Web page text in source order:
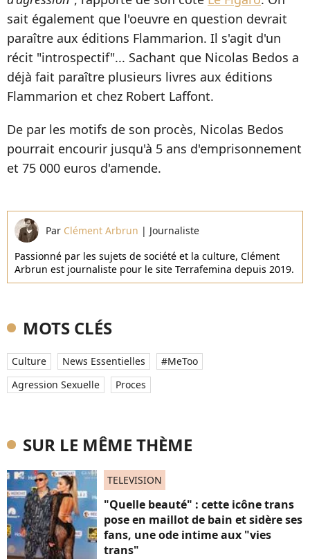
sait également que l'oeuvre en question devrait
paraître aux éditions Flammarion. Il s'agit d'un
récit "introspectif"... Sachant que Nicolas Bedos a
déjà fait paraître plusieurs livres aux éditions
Flammarion et chez Robert Laffont.
De par les motifs de son procès, Nicolas Bedos
pourrait encourir jusqu'à 5 ans d'emprisonnement
et 75 000 euros d'amende.
Par Clément Arbrun | Journaliste
Passionné par les sujets de société et la culture, Clément
Arbrun est journaliste pour le site Terrafemina depuis 2019.
MOTS CLÉS
Culture News Essentielles
#MeToo
Agression Sexuelle
Proces
SUR LE MÊME THÈME
TELEVISION
"Quelle beauté" : cette icône trans
pose en maillot de bain et sidère ses
fans, une ode intime aux "vies
trans"